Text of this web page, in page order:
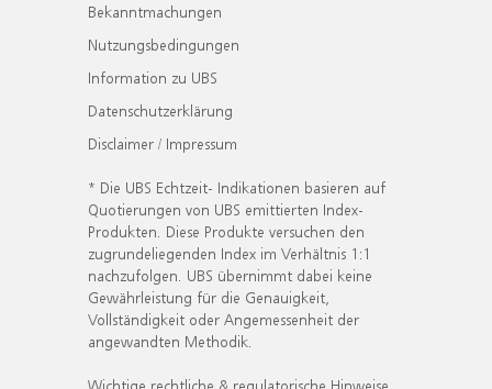
Bekanntmachungen
Nutzungsbedingungen
Information zu UBS
Datenschutzerklärung
Disclaimer / Impressum
* Die UBS Echtzeit- Indikationen basieren auf
Quotierungen von UBS emittierten Index-
Produkten. Diese Produkte versuchen den
zugrundeliegenden Index im Verhältnis 1:1
nachzufolgen. UBS übernimmt dabei keine
Gewährleistung für die Genauigkeit,
Vollständigkeit oder Angemessenheit der
angewandten Methodik.